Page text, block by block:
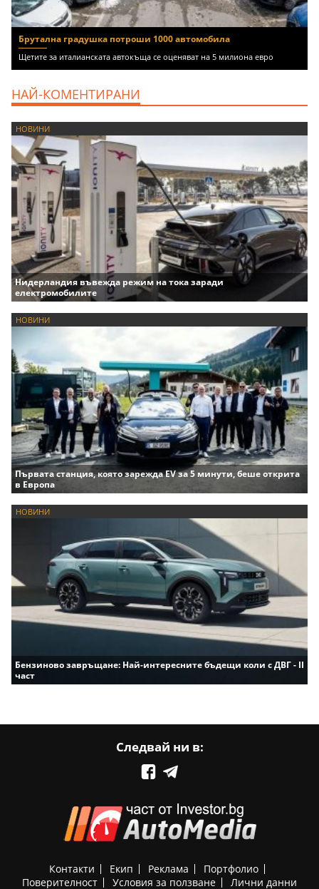
Брутална градушка потроши 1000 автомобила
Щетите за италианската автокъща се оценяват на 5 милиона евро
НАЙ-КОМЕНТИРАНИ
НОВИНИ
Нидерландия въвежда режим на тока заради
електромобилите
НОВИНИ
Първата станция, която зарежда EV за 5 минути, беше открита
в Европа
НОВИНИ
Бензиново завръщане: Най-интересните бъдещи коли с ДВГ - II
част
Следвай ни в:
Контакти Екип Реклама
Портфолио
Поверителност
Условия за ползване Лични данни